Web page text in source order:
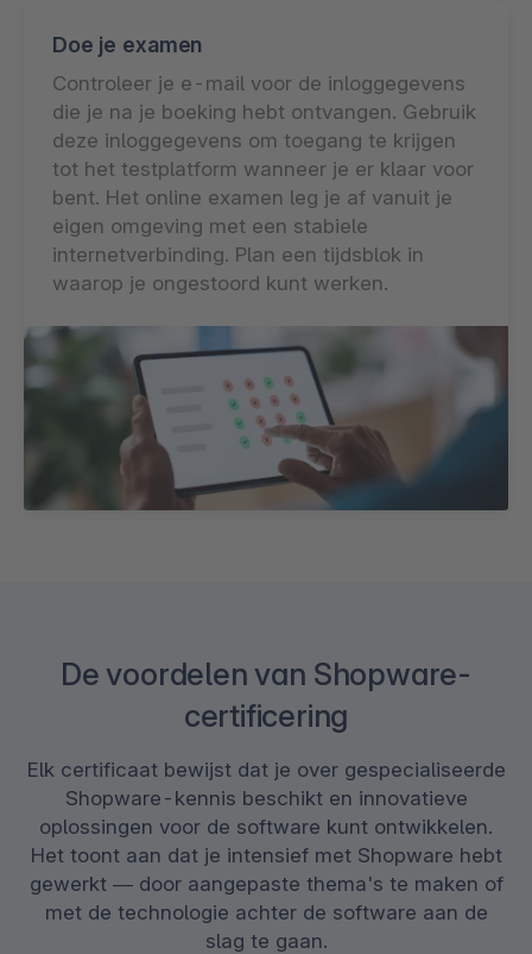
Doe je examen
Controleer je e-mail voor de inloggegevens
die je na je boeking hebt ontvangen. Gebruik
deze inloggegevens om toegang te krijgen
tot het testplatform wanneer je er klaar voor
bent. Het online examen leg je af vanuit je
eigen omgeving met een stabiele
internetverbinding. Plan een tijdsblok in
waarop je ongestoord kunt werken.
De voordelen van Shopware-
certificering
Elk certificaat bewijst dat je over gespecialiseerde
Shopware-kennis beschikt en innovatieve
oplossingen voor de software kunt ontwikkelen.
Het toont aan dat je intensief met Shopware hebt
gewerkt — door aangepaste thema's te maken of
met de technologie achter de software aan de
slag te gaan.